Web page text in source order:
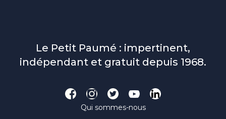
Le Petit Paumé : impertinent,
indépendant et gratuit depuis 1968.
Qui sommes-nous